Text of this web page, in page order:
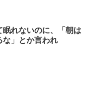
れないのに、「朝は
な」とか言われ